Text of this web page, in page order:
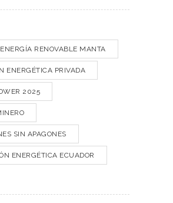
ENERGÍA RENOVABLE MANTA
ENERGÉTICA PRIVADA
2025
SIN APAGONES
ENERGÉTICA ECUADOR